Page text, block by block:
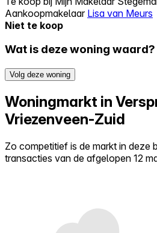
Aankoopmakelaar Lisa van Meurs
Niet te koop
Wat is deze woning waard?
Volg deze woning
Woningmarkt in
Vriezenveen-Zuid
Zo competitief is de markt in deze
transacties van de afgelopen 12